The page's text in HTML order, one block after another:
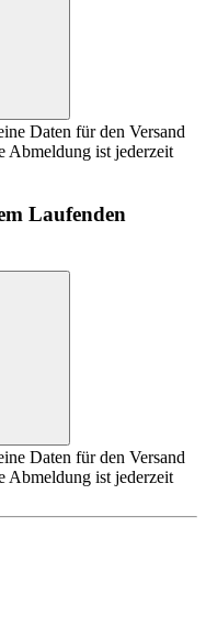
Daten für den Versand
Abmeldung ist jederzeit
Laufenden
Daten für den Versand
Abmeldung ist jederzeit